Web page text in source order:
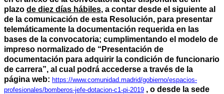
plazo de diez días hábiles, a contar desde el siguiente al
de la comunicación de esta Resolución, para presentar
telemáticamente la documentación requerida en las
bases de la convocatoria; cumplimentando el modelo de
impreso normalizado de “Presentación de
documentación para adquirir la condición de funcionario
de carrera”, al cual podrá accederse a través de la
página web: https://www.comunidad.madrid/gobierno/espacios-
profesionales/bomberos-jefe-dotacion-c1-pi-2019 , o desde la sede